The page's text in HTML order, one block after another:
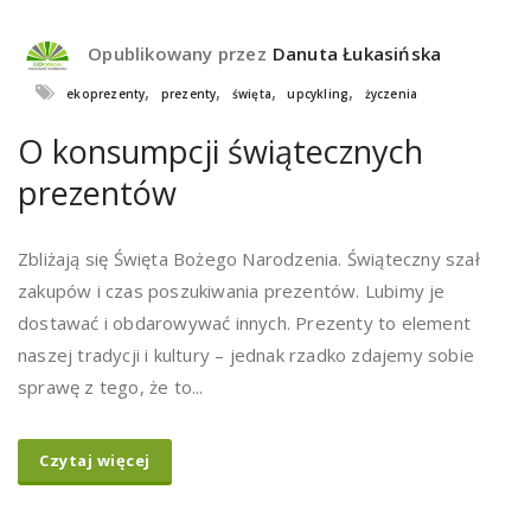
Opublikowany przez Danuta Łukasińska
ekoprezenty, prezenty, święta, upcykling, życzenia
O konsumpcji świątecznych
prezentów
Zbliżają się Święta Bożego Narodzenia. Świąteczny szał
zakupów i czas poszukiwania prezentów. Lubimy je
dostawać i obdarowywać innych. Prezenty to element
naszej tradycji i kultury – jednak rzadko zdajemy sobie
sprawę z tego, że to...
Czytaj więcej